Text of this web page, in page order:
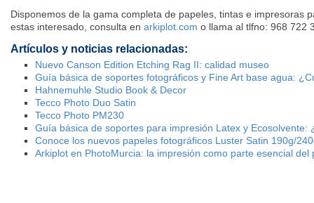
Disponemos de la gama completa de papeles, tintas e impresoras
estas interesado, consulta en arkiplot.com o llama al tlfno: 968 722
Artículos y noticias relacionadas:
Nuevo Canson Edition Etching Rag II: calidad museo
Guía básica de soportes fotográficos y Fine Art base agua:
Hahnemuhle Studio Book & Decor
Tecco Photo Duo Satin
Tecco Photo PM230
Guía básica de soportes para impresión Latex y Ecosolvente:
Conoce los nuevos papeles fotográficos Luster Satin 190g/
Arkiplot en PhotoMurcia: la impresión como parte esencial del